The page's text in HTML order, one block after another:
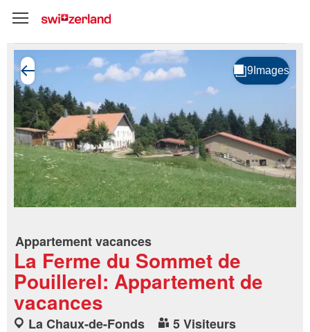
Appartement vacances
La Ferme du Sommet de
Pouillerel: Appartement de
vacances
La Chaux-de-Fonds
5 Visiteurs